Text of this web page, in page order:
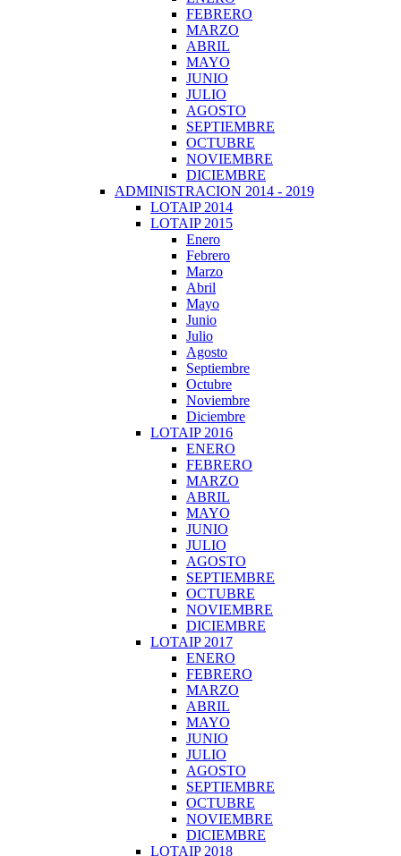
FEBRERO
MARZO
ABRIL
MAYO
JUNIO
JULIO
AGOSTO
SEPTIEMBRE
OCTUBRE
NOVIEMBRE
DICIEMBRE
ADMINISTRACION 2014 - 2019
LOTAIP 2014
LOTAIP 2015
Enero
Febrero
Marzo
Abril
Mayo
Junio
Julio
Agosto
Septiembre
Octubre
Noviembre
Diciembre
LOTAIP 2016
ENERO
FEBRERO
MARZO
ABRIL
MAYO
JUNIO
JULIO
AGOSTO
SEPTIEMBRE
OCTUBRE
NOVIEMBRE
DICIEMBRE
LOTAIP 2017
ENERO
FEBRERO
MARZO
ABRIL
MAYO
JUNIO
JULIO
AGOSTO
SEPTIEMBRE
OCTUBRE
NOVIEMBRE
DICIEMBRE
LOTAIP 2018